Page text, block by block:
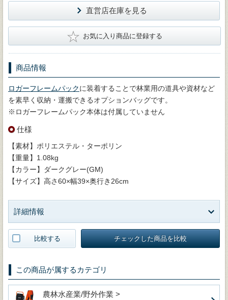
直営店在庫を見る
★ お気に入り商品に登録する
商品情報
ロガーフレームパックに装着することで林業用の道具や資材など
を素早く収納・運搬できるオプションバッグです。
※ロガーフレームパック本体は付属していません
仕様
【素材】ポリエステル・ターポリン
【重量】1.08kg
【カラー】ダークグレー(GM)
【サイズ】高さ60×幅39×奥行き26cm
詳細情報
比較する チェックした商品を比較
この商品が属するカテゴリ
農林水産業/野外作業 >